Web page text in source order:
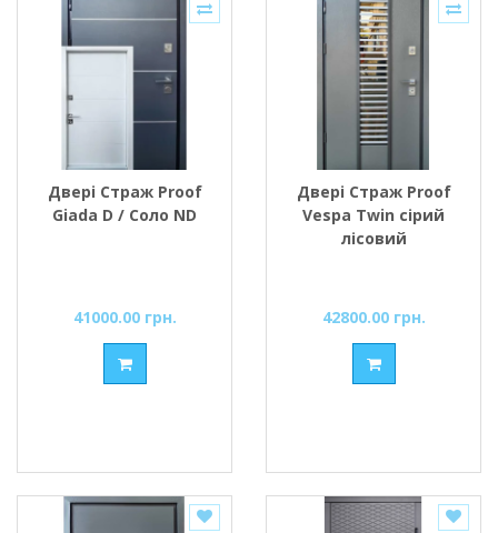
Двері Страж Proof
Giada D / Соло ND
41000.00 грн.
Двері Страж Proof
Vespa Twin сірий
лісовий
42800.00 грн.